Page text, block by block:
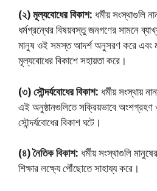
(২) মূল্যবোধের বিকাশ: ধর্মীয় সংস্থাগুলি
ধর্মগ্রন্থের বিষয়বস্তু জনগণের সামনে
মানুষ ওই সমস্ত আদর্শ অনুসরণ করে এবং
মূল্যবােধের বিকাশে সহায়তা করে।
(৩) সৌন্দর্যবােধের বিকাশ: ধর্মীয় সংস্থায়
এই অনুষ্ঠানগুলিতে সক্রিয়ভাবে অংশগ্রহণ
সৌন্দর্যবােধের বিকাশ ঘটে।
(৪) নৈতিক বিকাশ: ধর্মীয় সংস্থাগুলি
শিক্ষার লক্ষ্যে পৌঁছােতে সাহায্য করে।